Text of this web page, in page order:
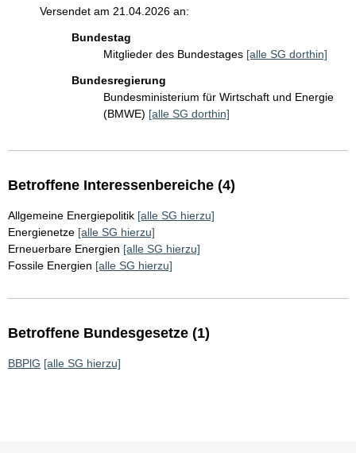
Versendet am 21.04.2026 an:
Bundestag
Mitglieder des Bundestages [alle SG dorthin]
Bundesregierung
Bundesministerium für Wirtschaft und Energie
(BMWE) [alle SG dorthin]
Betroffene Interessenbereiche (4)
Allgemeine Energiepolitik [alle SG hierzu]
Energienetze [alle SG hierzu]
Erneuerbare Energien [alle SG hierzu]
Fossile Energien [alle SG hierzu]
Betroffene Bundesgesetze (1)
BBPlG [alle SG hierzu]